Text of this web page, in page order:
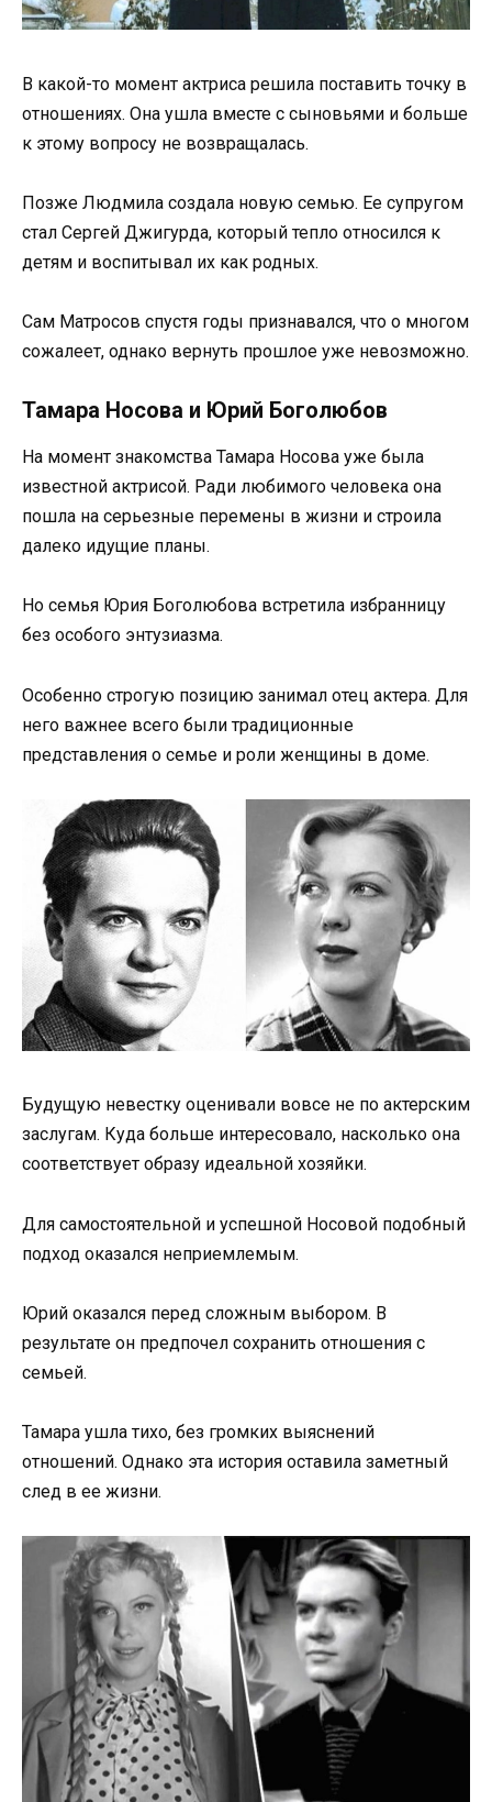
В какой-то момент актриса решила поставить точку в
отношениях. Она ушла вместе с сыновьями и больше
к этому вопросу не возвращалась.
Позже Людмила создала новую семью. Ее супругом
стал Сергей Джигурда, который тепло относился к
детям и воспитывал их как родных.
Сам Матросов спустя годы признавался, что о многом
сожалеет, однако вернуть прошлое уже невозможно.
Тамара Носова и Юрий Боголюбов
На момент знакомства Тамара Носова уже была
известной актрисой. Ради любимого человека она
пошла на серьезные перемены в жизни и строила
далеко идущие планы.
Но семья Юрия Боголюбова встретила избранницу
без особого энтузиазма.
Особенно строгую позицию занимал отец актера. Для
него важнее всего были традиционные
представления о семье и роли женщины в доме.
Будущую невестку оценивали вовсе не по актерским
заслугам. Куда больше интересовало, насколько она
соответствует образу идеальной хозяйки.
Для самостоятельной и успешной Носовой подобный
подход оказался неприемлемым.
Юрий оказался перед сложным выбором. В
результате он предпочел сохранить отношения с
семьей.
Тамара ушла тихо, без громких выяснений
отношений. Однако эта история оставила заметный
след в ее жизни.